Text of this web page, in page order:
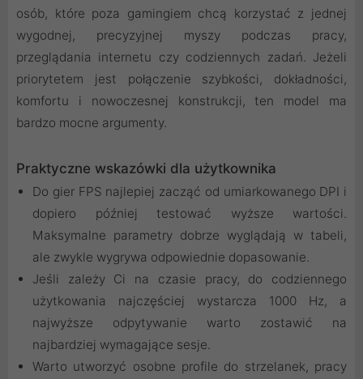
osób, które poza gamingiem chcą korzystać z jednej
wygodnej, precyzyjnej myszy podczas pracy,
przeglądania internetu czy codziennych zadań. Jeżeli
priorytetem jest połączenie szybkości, dokładności,
komfortu i nowoczesnej konstrukcji, ten model ma
bardzo mocne argumenty.
Praktyczne wskazówki dla użytkownika
Do gier FPS najlepiej zacząć od umiarkowanego DPI i
dopiero później testować wyższe wartości.
Maksymalne parametry dobrze wyglądają w tabeli,
ale zwykle wygrywa odpowiednie dopasowanie.
Jeśli zależy Ci na czasie pracy, do codziennego
użytkowania najczęściej wystarcza 1000 Hz, a
najwyższe odpytywanie warto zostawić na
najbardziej wymagające sesje.
Warto utworzyć osobne profile do strzelanek, pracy